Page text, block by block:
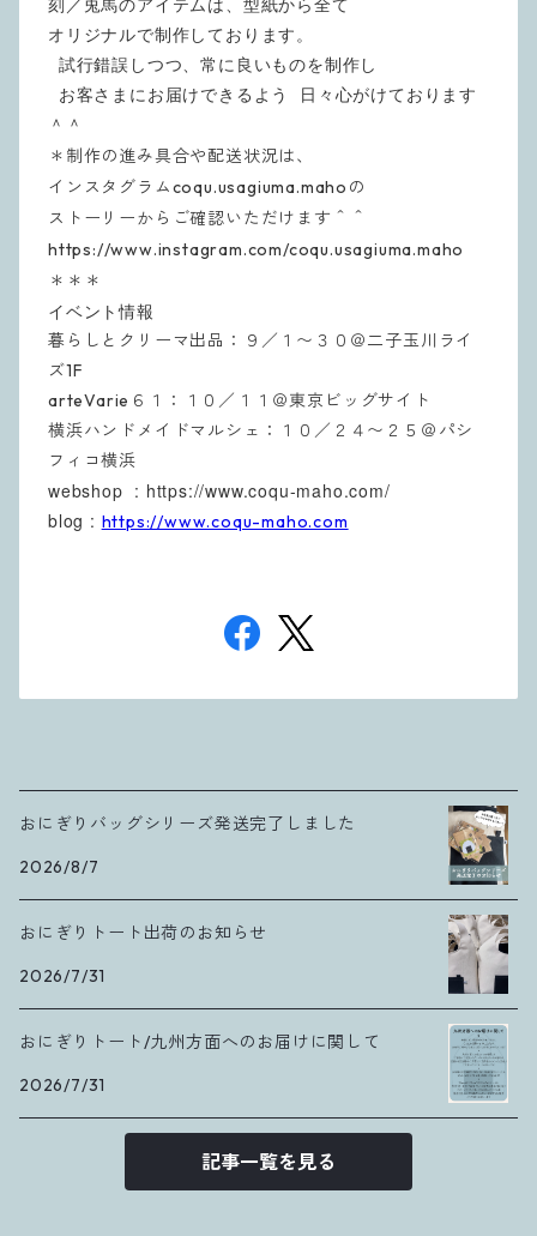
オリジナルで制作しております。
試行錯誤しつつ、常に良いものを制作し
お客さまにお届けできるよう 日々心がけております
＾＾
＊制作の進み具合や配送状況は、
インスタグラムcoqu.usagiuma.mahoの
ストーリーからご確認いただけます＾＾
https://www.instagram.com/coqu.usagiuma.maho
＊＊＊
イベント情報
暮らしとクリーマ出品：９／１〜３０＠二子玉川ライ
ズ1F
arteVarie６１：１０／１１＠東京ビッグサイト
横浜ハンドメイドマルシェ：１０／２４〜２５＠パシ
フィコ横浜
webshop : https://www.coqu-maho.com/
blog : https://www.coqu-maho.com
おにぎりバッグシリーズ発送完了しました
2026/8/7
おにぎりトート出荷のお知らせ
2026/7/31
おにぎりトート/九州方面へのお届けに関して
2026/7/31
記事一覧を見る